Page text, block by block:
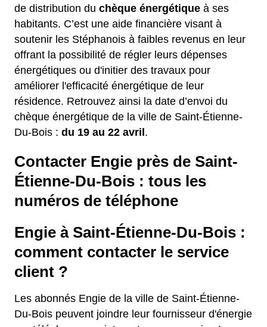
de distribution du chèque énergétique à ses
habitants. C’est une aide financière visant à
soutenir les Stéphanois à faibles revenus en leur
offrant la possibilité de régler leurs dépenses
énergétiques ou d'initier des travaux pour
améliorer l'efficacité énergétique de leur
résidence. Retrouvez ainsi la date d’envoi du
chèque énergétique de la ville de Saint-Étienne-
Du-Bois : du 19 au 22 avril .
Contacter Engie près de Saint-
Étienne-Du-Bois : tous les
numéros de téléphone
Engie à Saint-Étienne-Du-Bois :
comment contacter le service
client ?
Les abonnés Engie de la ville de Saint-Étienne-
Du-Bois peuvent joindre leur fournisseur d'énergie